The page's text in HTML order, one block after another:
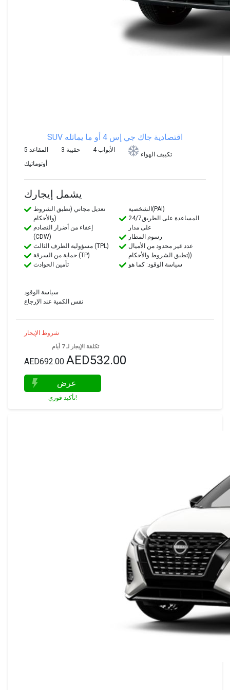
SUV اقتصادية جاك جي إس 4 أو ما يماثله
5 المقاعد 3 حقيبة 4 الأبواب
تكييف الهواء
أوتوماتيك
يشمل إيجارك
تعديل مجاني (تطبق الشروط
والأحكام)
إعفاء من أضرار التصادم
(CDW)
مسؤولية الطرف الثالث (TPL)
حماية من السرقة (TP)
تأمين الحوادث
الشخصية(PAI)
24/7المساعدة على الطريق
على مدار
رسوم المطار
عدد غير محدود من الأميال
(تطبق الشروط والأحكام)
سياسة الوقود: كما هو
سياسة الوقود
نفس الكمية عند الإرجاع
شروط الإيجار
تكلفة الإيجار لـ 7 أيام
AED692.00 AED532.00
عرض
تأكيد فوري!